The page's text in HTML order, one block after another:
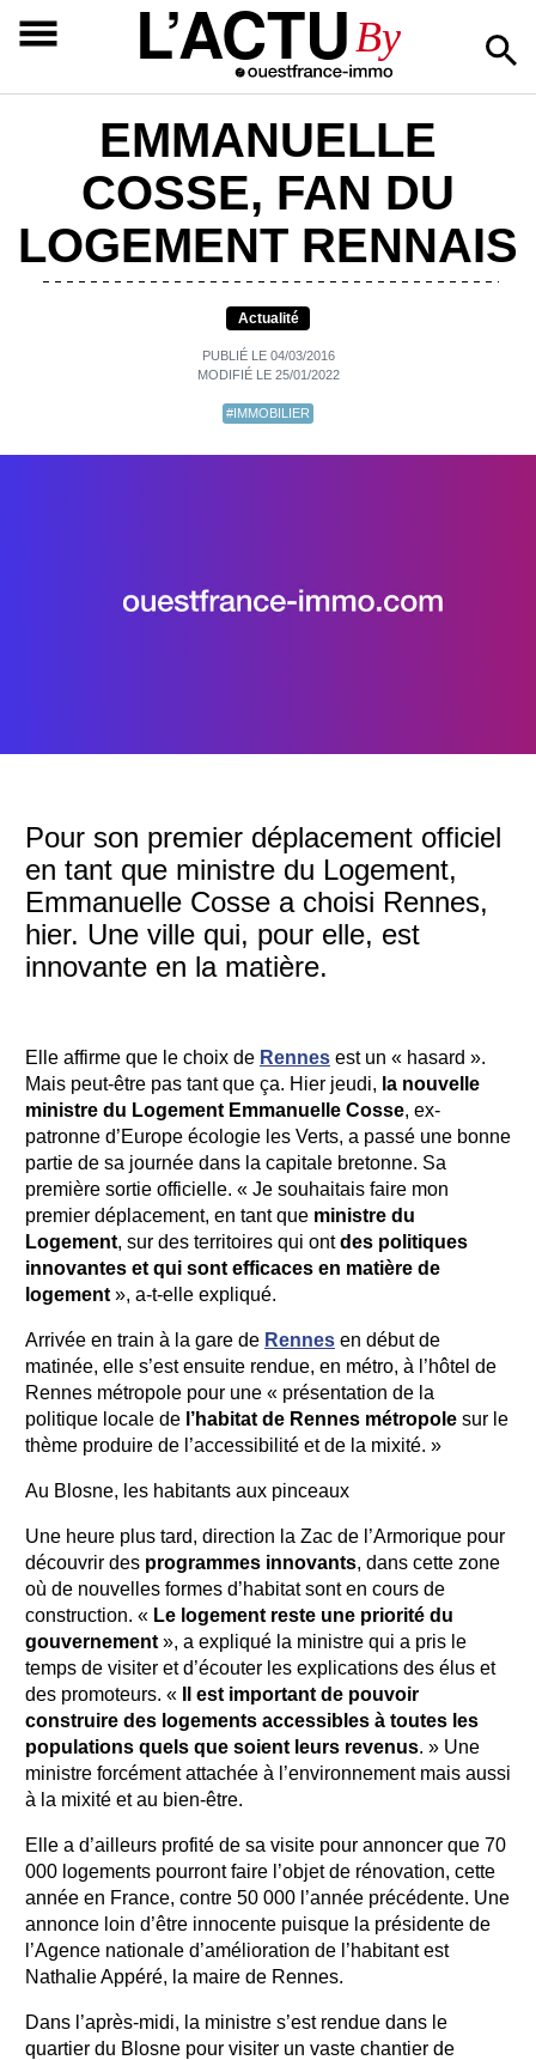
L’ACTUBy
EMMANUELLE
COSSE, FAN DU
LOGEMENT RENNAIS
Actualité
PUBLIÉ LE 04/03/2016
MODIFIÉ LE 25/01/2022
#IMMOBILIER
Pour son premier déplacement officiel
en tant que ministre du Logement,
Emmanuelle Cosse a choisi Rennes,
hier. Une ville qui, pour elle, est
innovante en la matière.
Elle affirme que le choix de Rennes est un « hasard ».
Mais peut-être pas tant que ça. Hier jeudi, la nouvelle
ministre du Logement Emmanuelle Cosse, ex-
patronne d’Europe écologie les Verts, a passé une bonne
partie de sa journée dans la capitale bretonne. Sa
première sortie officielle. « Je souhaitais faire mon
premier déplacement, en tant que ministre du
Logement, sur des territoires qui ontdes politiques
innovantes et qui sont efficaces en matière de
logement », a-t-elle expliqué.
Arrivée en train à la gare de Rennes en début de
matinée, elle s’est ensuite rendue, en métro, à l’hôtel de
Rennes métropole pour une « présentation de la
politique locale de l’habitat de Rennes métropole sur le
thème produire de l’accessibilité et de la mixité. »
Au Blosne, les habitants aux pinceaux
Une heure plus tard, direction la Zac de l’Armorique pour
découvrir des programmes innovants, dans cette zone
où de nouvelles formes d’habitat sont en cours de
construction. « Le logement reste une priorité du
gouvernement », a expliqué la ministre qui a pris le
temps de visiter et d’écouter les explications des élus et
des promoteurs. «
Il est important de pouvoir
construire des logements accessibles à toutes les
populations quels que soient leurs revenus. » Une
ministre forcément attachée à l’environnement mais aussi
à la mixité et au bien-être.
Elle a d’ailleurs profité de sa visite pour annoncer que 70
000 logements pourront faire l’objet de rénovation, cette
année en France, contre 50 000 l’année précédente. Une
annonce loin d’être innocente puisque la présidente de
l’Agence nationale d’amélioration de l’habitant est
Nathalie Appéré, la maire de Rennes.
Dans l’après-midi, la ministre s’est rendue dans le
quartier du Blosne pour visiter un vaste chantier de